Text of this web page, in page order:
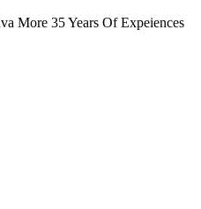
More 35 Years Of Expeiences